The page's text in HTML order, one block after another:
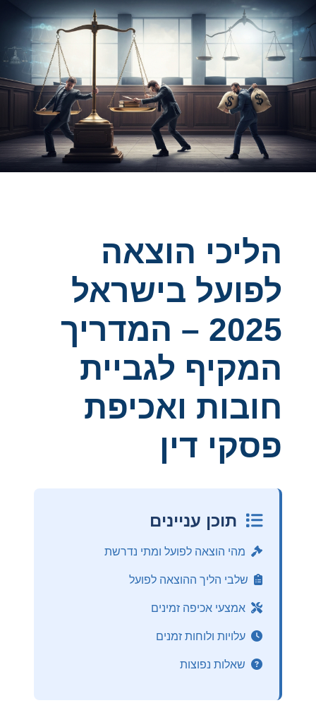
הליכי הוצאה
לפועל בישראל
2025 – המדריך
המקיף לגביית
חובות ואכיפת
פסקי דין
תוכן עניינים
מהי הוצאה לפועל ומתי נדרשת
שלבי הליך ההוצאה לפועל
אמצעי אכיפה זמינים
עלויות ולוחות זמנים
שאלות נפוצות